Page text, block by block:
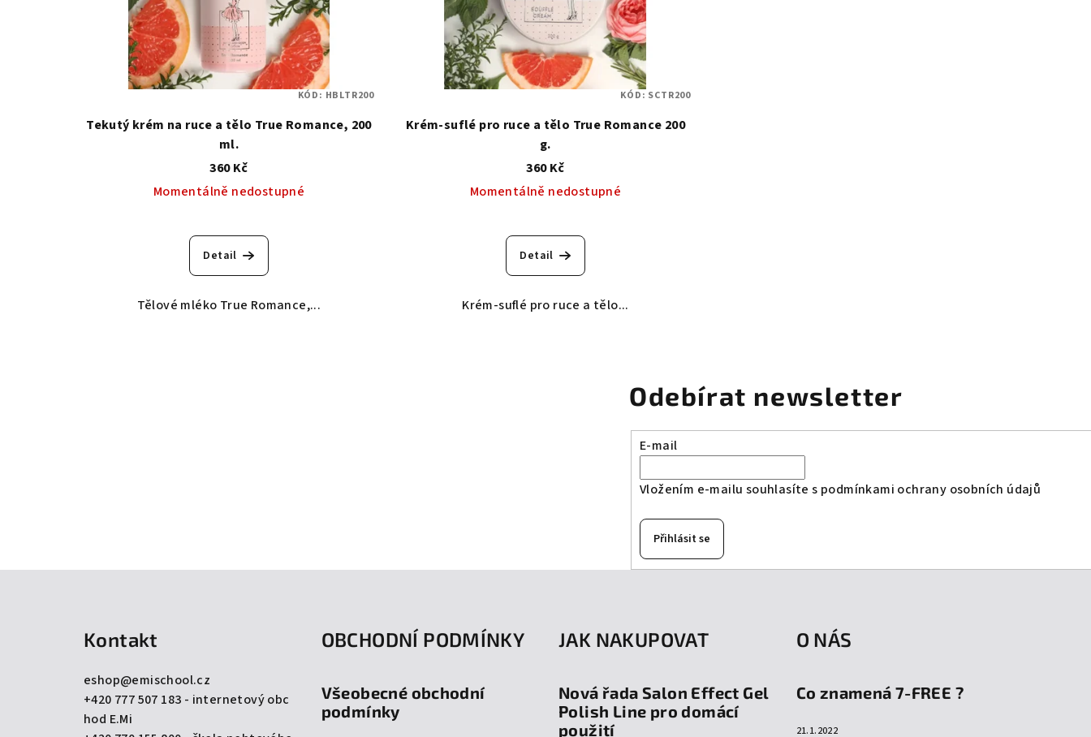
Tekutý krém na ruce a tělo True Romance, 200
ml.
360 Kč
Momentálně nedostupné
Detail
Tělové mléko True Romance,...
KÓD: HBLTR200
Krém-suflé pro ruce a tělo True Romance 200
g.
360 Kč
Momentálně nedostupné
Detail
Krém-suflé pro ruce a tělo...
KÓD: SCTR200
Odebírat newsletter
E-mail
Vložením e-mailu souhlasíte s podmínkami ochrany osobních údajů
Přihlásit se
Kontakt
eshop@emischool.cz
+420 777 507 183 - internetový obc
hod E.Mi
OBCHODNÍ PODMÍNKY
Všeobecné obchodní
podmínky
JAK NAKUPOVAT
Nová řada Salon Effect Gel
Polish Line pro domácí
použití
O NÁS
Co znamená 7-FREE ?
21.1.2022